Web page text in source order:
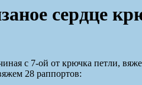
сердце
с 7-ой от крючка петли,
28 раппортов: